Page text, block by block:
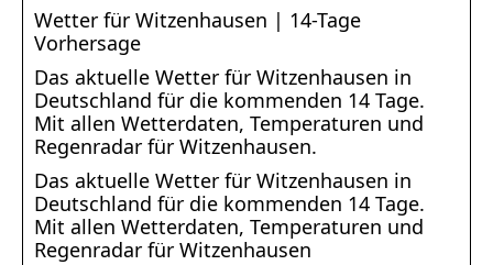
Wetter für Witzenhausen | 14-Tage
Vorhersage
Das aktuelle Wetter für Witzenhausen in
Deutschland für die kommenden 14 Tage.
Mit allen Wetterdaten, Temperaturen und
Regenradar für Witzenhausen.
Das aktuelle Wetter für Witzenhausen in
Deutschland für die kommenden 14 Tage.
Mit allen Wetterdaten, Temperaturen und
Regenradar für Witzenhausen